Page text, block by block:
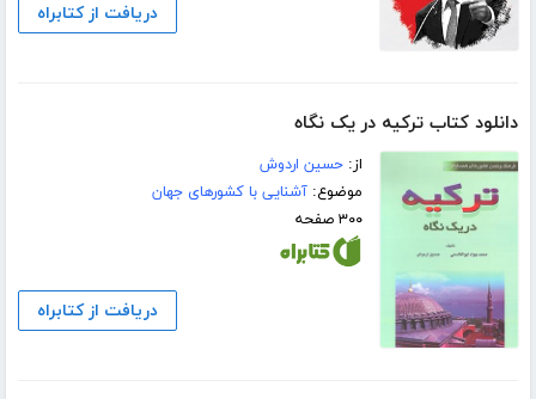
دریافت از کتابراه
دانلود کتاب ترکیه در یک نگاه
از:حسین اردوش
موضوع:آشنایی با کشورهای جهان
۳۰۰ صفحه
دریافت از کتابراه